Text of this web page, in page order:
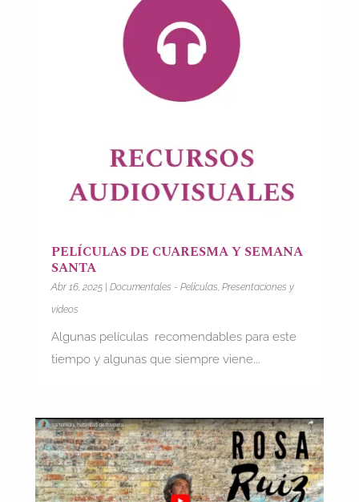
PELÍCULAS DE CUARESMA Y SEMANA
SANTA
Abr 16, 2025| Documentales - Películas, Presentaciones y
videos
Algunas películas recomendables para este
tiempo y algunas que siempre viene...